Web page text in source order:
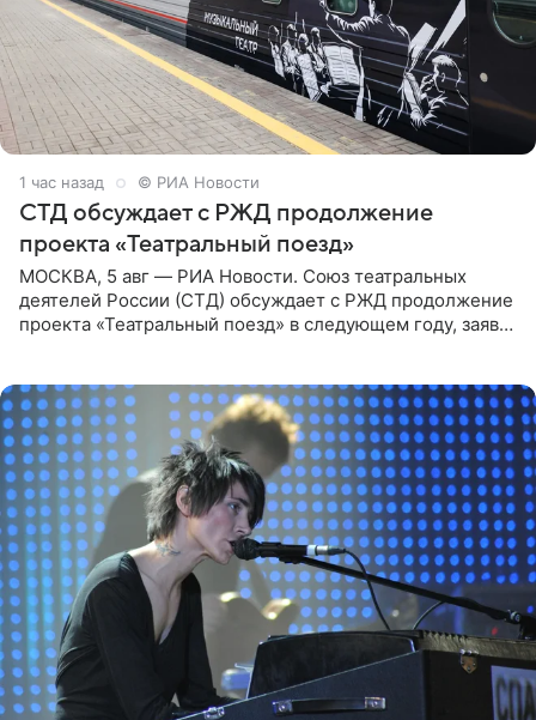
1 час назад © РИА Новости
СТД обсуждает с РЖД продолжение
проекта «Театральный поезд»
МОСКВА, 5 авг — РИА Новости. Союз театральных
деятелей России (СТД) обсуждает с РЖД продолжение
проекта «Театральный поезд» в следующем году, заявил